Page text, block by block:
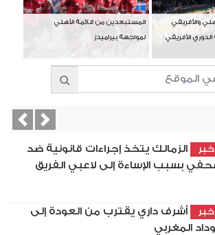
والأفريقي
الأفريقي
المستبعدين من قائمة الأهلي
لمواجهة بيراميدز
خبر
الزمالك يتخذ إجراءات قانونية ضد
بسبب الإساءة إلى لاعبي الفريق
خبر
أشرف داري يقترب من العودة إلى
المغربي
Next